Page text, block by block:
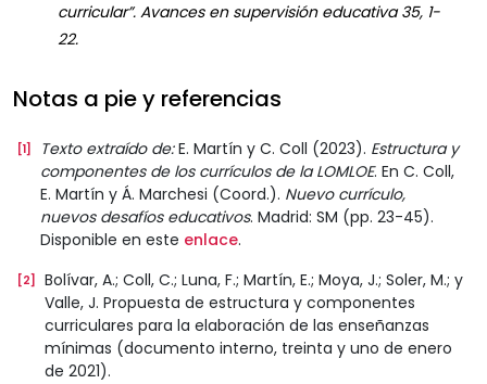
curricular”. Avances en supervisión educativa 35, 1-
22.
Notas a pie y referencias
[1] Texto extraído de:E. Martín y C. Coll (2023). Estructura y
componentes de los currículos de la LOMLOE. En C. Coll,
E. Martín y Á. Marchesi (Coord.). Nuevo currículo,
nuevos desafíos educativos. Madrid: SM (pp. 23-45).
Disponible en este enlace.
[2]
Bolívar, A.; Coll, C.; Luna, F.; Martín, E.; Moya, J.; Soler, M.; y
Valle, J. Propuesta de estructura y componentes
curriculares para la elaboración de las enseñanzas
mínimas (documento interno, treinta y uno de enero
de 2021).